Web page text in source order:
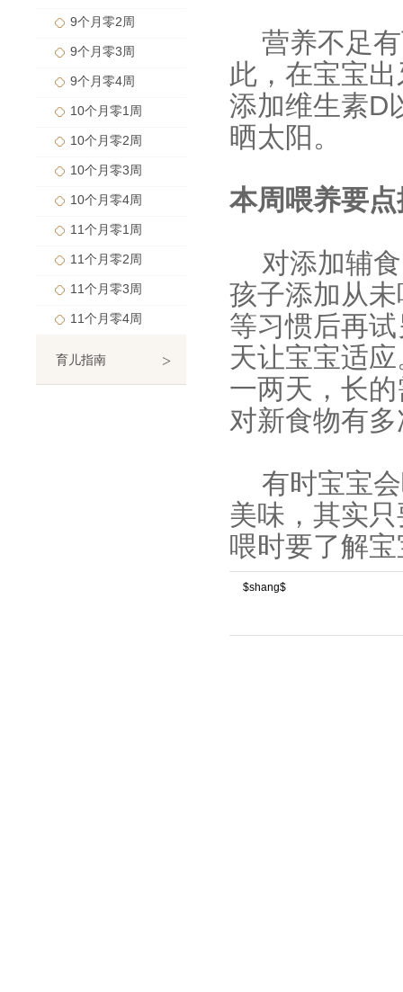
9个月零2周
9个月零3周
9个月零4周
10个月零1周
10个月零2周
10个月零3周
10个月零4周
11个月零1周
11个月零2周
11个月零3周
11个月零4周
育儿指南 >
营养不足
此，在宝宝
添加维生素D
晒太阳。
本周喂养要
对添加辅
孩子添加从
等习惯后再
天让宝宝适
一两天，长
对新食物有
有时宝宝
美味，其实
喂时要了解
$shang$